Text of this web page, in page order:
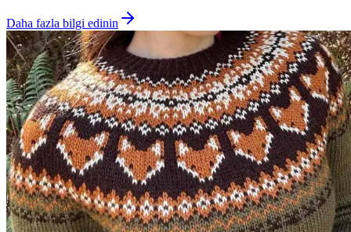
Daha fazla bilgi edinin